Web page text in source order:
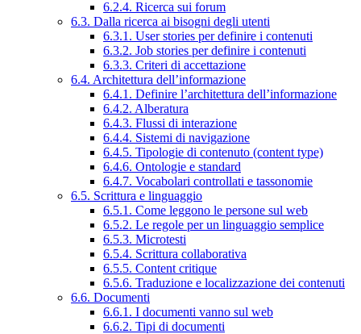
6.2.4. Ricerca sui forum
6.3. Dalla ricerca ai bisogni degli utenti
6.3.1. User stories per definire i contenuti
6.3.2. Job stories per definire i contenuti
6.3.3. Criteri di accettazione
6.4. Architettura dell’informazione
6.4.1. Definire l’architettura dell’informazione
6.4.2. Alberatura
6.4.3. Flussi di interazione
6.4.4. Sistemi di navigazione
6.4.5. Tipologie di contenuto (content type)
6.4.6. Ontologie e standard
6.4.7. Vocabolari controllati e tassonomie
6.5. Scrittura e linguaggio
6.5.1. Come leggono le persone sul web
6.5.2. Le regole per un linguaggio semplice
6.5.3. Microtesti
6.5.4. Scrittura collaborativa
6.5.5. Content critique
6.5.6. Traduzione e localizzazione dei contenuti
6.6. Documenti
6.6.1. I documenti vanno sul web
6.6.2. Tipi di documenti